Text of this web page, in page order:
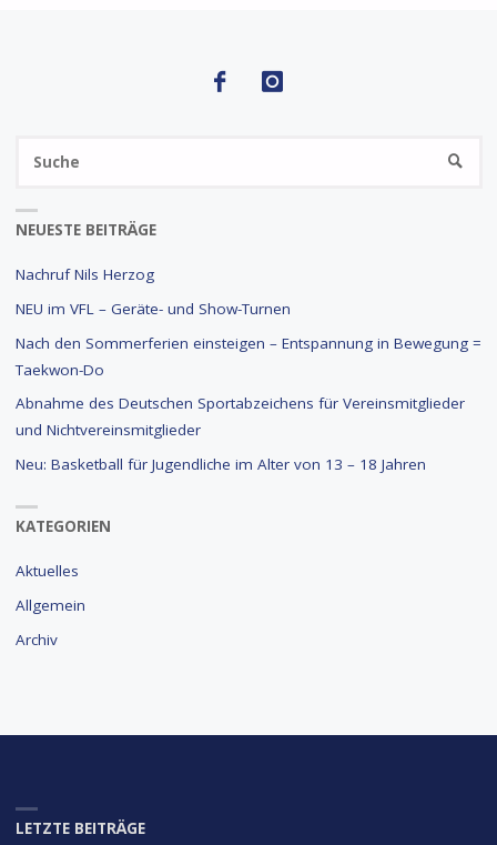
SUCHE
NEUESTE BEITRÄGE
Nachruf Nils Herzog
NEU im VFL – Geräte- und Show-Turnen
Nach den Sommerferien einsteigen – Entspannung in Bewegung =
Taekwon-Do
Abnahme des Deutschen Sportabzeichens für Vereinsmitglieder
und Nichtvereinsmitglieder
Neu: Basketball für Jugendliche im Alter von 13 – 18 Jahren
KATEGORIEN
Aktuelles
Allgemein
Archiv
LETZTE BEITRÄGE